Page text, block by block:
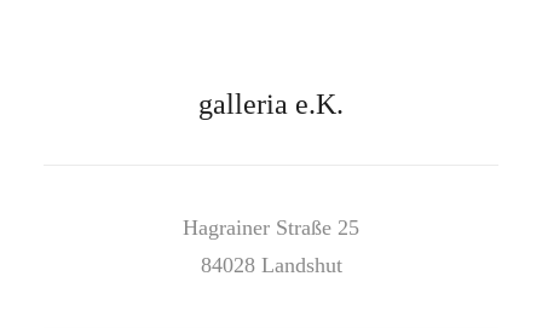
galleria e.K.
Hagrainer Straße 25
84028 Landshut